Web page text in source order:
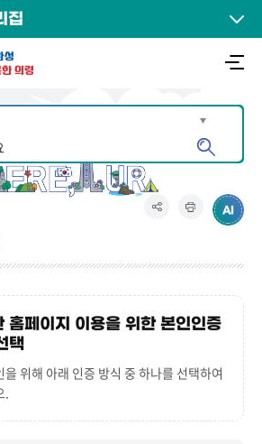
집
홈페이지 이용을 위한 본인인증
택
을 위해 아래 인증 방식 중 하나를 선택하여
.